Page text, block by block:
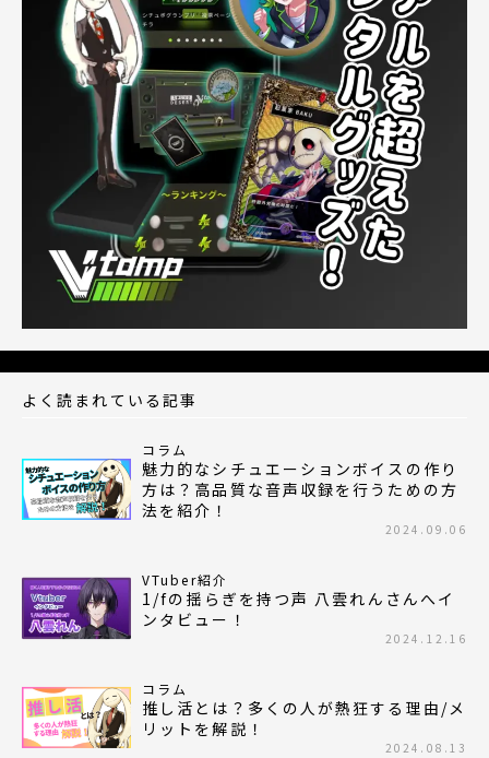
よく読まれている記事
コラム
魅力的なシチュエーションボイスの作り
方は？高品質な音声収録を行うための方
法を紹介！
2024.09.06
VTuber紹介
1/fの揺らぎを持つ声 八雲れんさんへイ
ンタビュー！
2024.12.16
コラム
推し活とは？多くの人が熱狂する理由/メ
リットを解説！
2024.08.13